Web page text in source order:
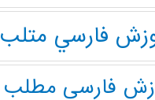
فارسي متلب
فارسي مطلب